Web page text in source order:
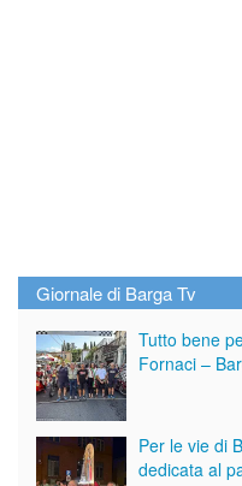
Giornale di Barga Tv
Tutto bene
Fornaci –
Per le vie di
dedicata al